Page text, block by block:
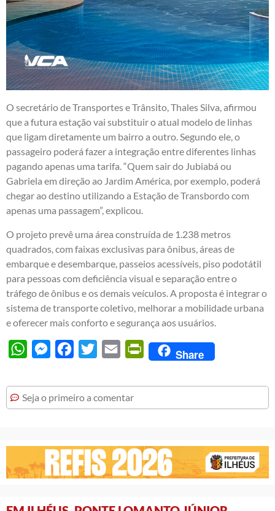
O secretário de Transportes e Trânsito, Thales Silva, afirmou
que a futura estação vai substituir o atual modelo de linhas
que ligam diretamente um bairro a outro. Segundo ele, o
passageiro poderá fazer a integração entre diferentes linhas
pagando apenas uma tarifa. “Quem sair do Jubiabá ou
Gabriela em direção ao Jardim América, por exemplo, poderá
chegar ao destino utilizando a Estação de Transbordo com
apenas uma passagem”, explicou.
O projeto prevê uma área construída de 1.238 metros
quadrados, com faixas exclusivas para ônibus, áreas de
embarque e desembarque, passeios acessíveis, piso podotátil
para pessoas com deficiência visual e separação entre o
tráfego de ônibus e os demais veículos. A proposta é integrar o
sistema de transporte coletivo, melhorar a mobilidade urbana
e oferecer mais conforto e segurança aos usuários.
WhatsAppMessengerFacebook
Twitter Email PrintFriendly
Share
Seja o primeiro a comentar